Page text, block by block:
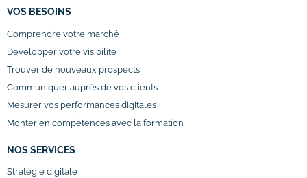
VOS BESOINS
Comprendre votre marché
Développer votre visibilité
Trouver de nouveaux prospects
Communiquer auprès de vos clients
Mesurer vos performances digitales
Monter en compétences avec la formation
NOS SERVICES
Stratégie digitale